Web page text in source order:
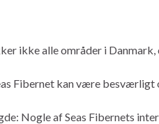
ikke alle områder i
Fibernet kan være
Nogle af Seas Fibernets